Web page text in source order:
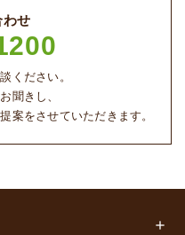
わせ
ください。
聞きし、
案をさせていただきます。